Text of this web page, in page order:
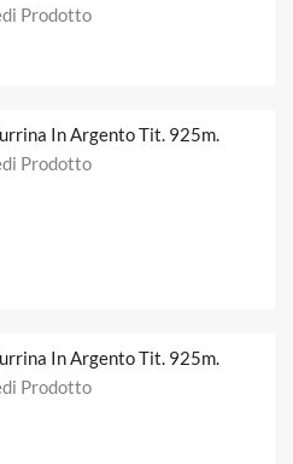
Prodotto
In Argento Tit. 925m.
Prodotto
In Argento Tit. 925m.
Prodotto